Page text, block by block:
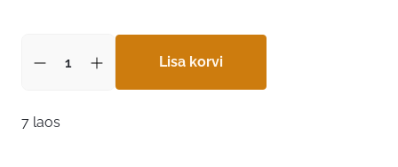
oli:
15,39 €.
on:
12,31 €.
Lisa korvi
7 laos